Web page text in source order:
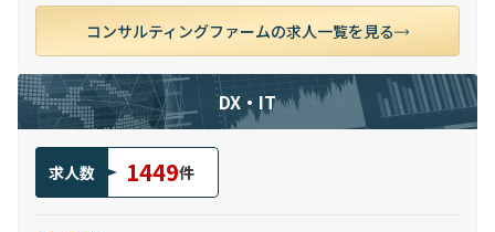
コンサルティングファームの求人一覧を見る
DX・IT
求人数 1449件